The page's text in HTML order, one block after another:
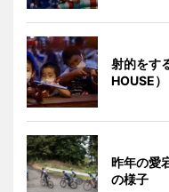
射的をす
HOUSE）
昨年の愛
の様子